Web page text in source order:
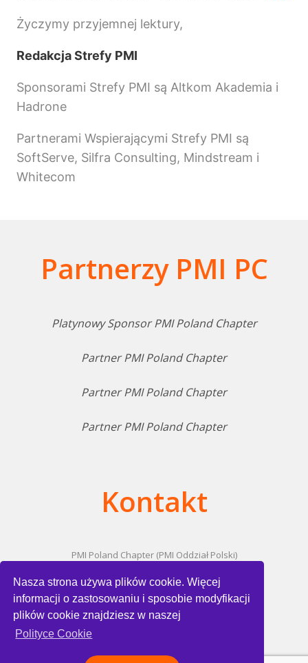
Nasza strona używa plików cookie. Więcej
informacji o zastosowaniu i sposobie modyfikacji
plików cookie znajdziesz w naszej
Polityce Cookie
Życzymy przyjemnej lektury,
Redakcja Strefy PMI
Sponsorami Strefy PMI są Altkom Akademia i
Hadrone
Partnerami Wspierającymi Strefy PMI są
SoftServe, Silfra Consulting, Mindstream i
Whitecom
Partnerzy PMI PC
Platynowy Sponsor PMI Poland Chapter
Partner PMI Poland Chapter
Partner PMI Poland Chapter
Partner PMI Poland Chapter
Kontakt
PMI Poland Chapter (PMI Oddział Polski)
02-672 Warszawa
NIP: 525-227-89-73
e-mail:biuro@pmi.org.pl
Adres e-doręczeń: AE:PL-76602-18773-FFJDH-17